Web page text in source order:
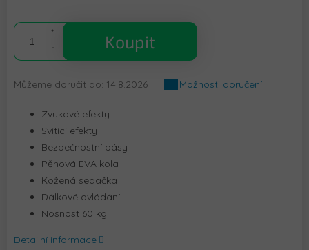
cena:
Koupit
Můžeme doručit do: 14.8.2026 Možnosti doručení
Zvukové efekty
Svítící efekty
Bezpečnostní pásy
Pěnová EVA kola
Kožená sedačka
Dálkové ovládání
Nosnost 60 kg
Detailní informace